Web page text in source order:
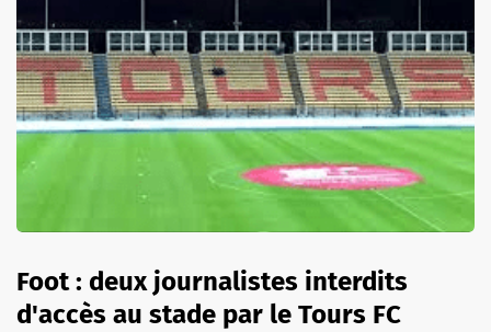
Foot : deux journalistes interdits
d'accès au stade par le Tours FC